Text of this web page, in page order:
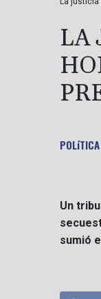
LA
POLíTICA
Un
sumió